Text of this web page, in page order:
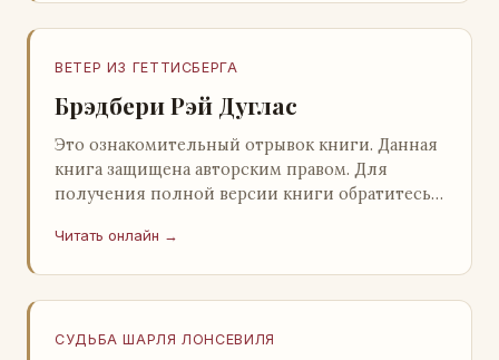
ВЕТЕР ИЗ ГЕТТИСБЕРГА
Брэдбери Рэй Дуглас
Это ознакомительный отрывок книги. Данная
книга защищена авторским правом. Для
получения полной версии книги обратитесь к
легального ко…
Читать онлайн →
СУДЬБА ШАРЛЯ ЛОНСЕВИЛЯ